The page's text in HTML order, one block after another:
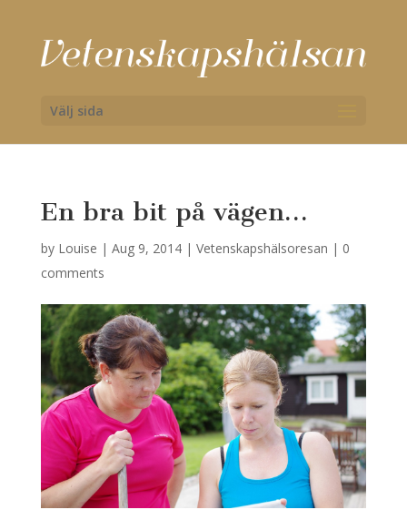
Välj sida
En bra bit på vägen…
by Louise | Aug 9, 2014| Vetenskapshälsoresan | 0
comments